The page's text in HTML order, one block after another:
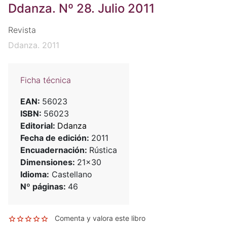
Ddanza. Nº 28. Julio 2011
Revista
Ddanza. 2011
Ficha técnica
EAN: 56023
ISBN: 56023
Editorial: Ddanza
Fecha de edición: 2011
Encuadernación: Rústica
Dimensiones: 21x30
Idioma: Castellano
Nº páginas: 46
Comenta y valora este libro